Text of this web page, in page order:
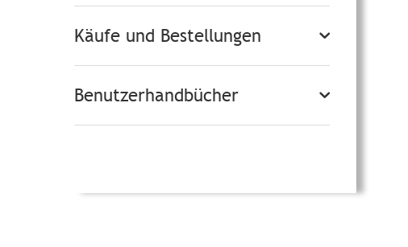
Käufe und Bestellungen
Benutzerhandbücher